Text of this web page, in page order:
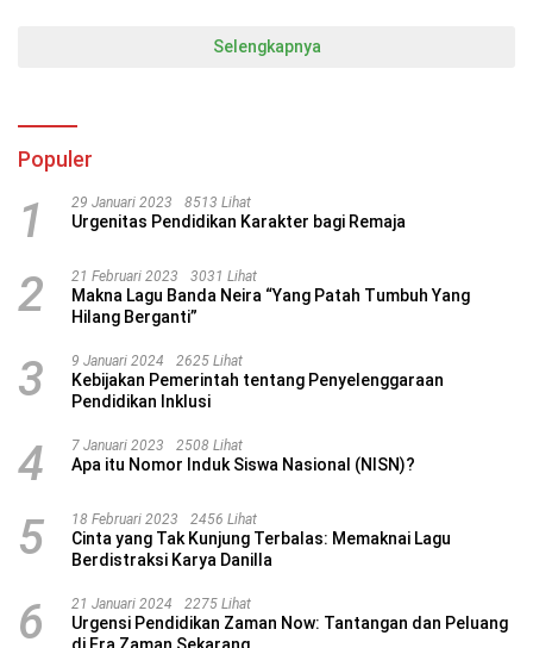
Selengkapnya
Populer
1 29 Januari 2023 8513 Lihat
Urgenitas Pendidikan Karakter bagi Remaja
2 21 Februari 2023 3031 Lihat
Makna Lagu Banda Neira “Yang Patah Tumbuh Yang
Hilang Berganti”
3 9 Januari 2024 2625 Lihat
Kebijakan Pemerintah tentang Penyelenggaraan
Pendidikan Inklusi
4 7 Januari 2023 2508 Lihat
Apa itu Nomor Induk Siswa Nasional (NISN)?
5 18 Februari 2023 2456 Lihat
Cinta yang Tak Kunjung Terbalas: Memaknai Lagu
Berdistraksi Karya Danilla
6 21 Januari 2024 2275 Lihat
Urgensi Pendidikan Zaman Now: Tantangan dan Peluang